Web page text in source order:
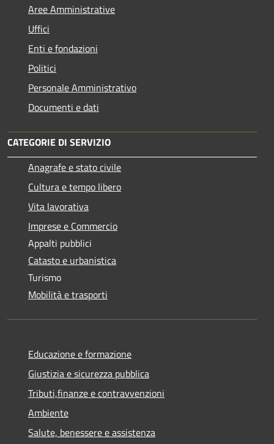
Aree Amministrative
Uffici
Enti e fondazioni
Politici
Personale Amministrativo
Documenti e dati
CATEGORIE DI SERVIZIO
Anagrafe e stato civile
Cultura e tempo libero
Vita lavorativa
Imprese e Commercio
Appalti pubblici
Catasto e urbanistica
Turismo
Mobilità e trasporti
Educazione e formazione
Giustizia e sicurezza pubblica
Tributi,finanze e contravvenzioni
Ambiente
Salute, benessere e assistenza